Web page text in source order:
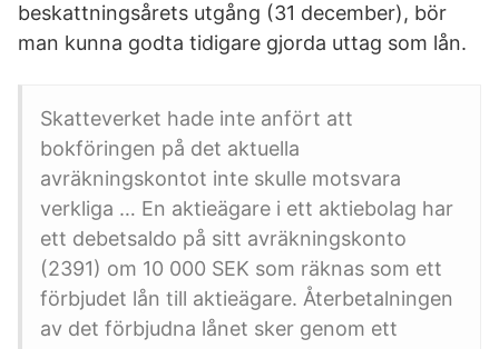
beskattningsårets utgång (31 december), bör
man kunna godta tidigare gjorda uttag som lån.
Skatteverket hade inte anfört att
bokföringen på det aktuella
avräkningskontot inte skulle motsvara
verkliga … En aktieägare i ett aktiebolag har
ett debetsaldo på sitt avräkningskonto
(2391) om 10 000 SEK som räknas som ett
förbjudet lån till aktieägare. Återbetalningen
av det förbjudna lånet sker genom ett